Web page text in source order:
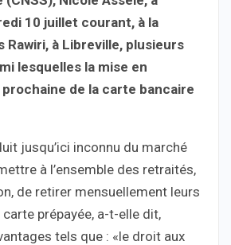
10 juillet courant, à la
Rawiri, à Libreville, plusieurs
lesquelles la mise en
de la carte bancaire
jusqu’ici inconnu du marché
à l’ensemble des retraités,
de retirer mensuellement leurs
prépayée, a-t-elle dit,
tels que : «le droit aux